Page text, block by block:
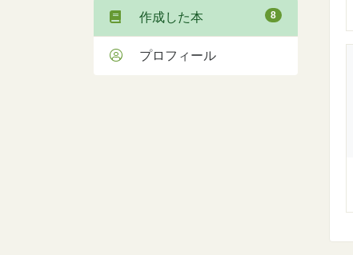
作成した本 8
プロフィール